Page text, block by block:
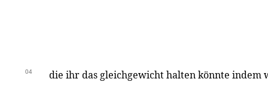
04 die ihr das gleichgewicht halten könnte indem